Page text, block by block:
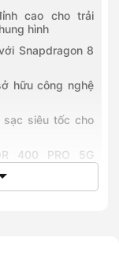
cao cho trải
hình
Snapdragon 8
hữu công nghệ
sạc siêu tốc cho
400 PRO 5G
512GB chính